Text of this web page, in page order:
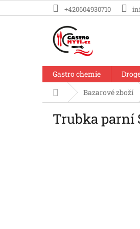
na
+420604930710
Gastro chemie
Domů Bazarové zboží
Trubka parní